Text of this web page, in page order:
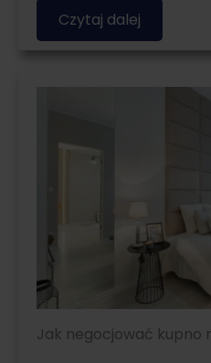
Czytaj dalej
Jak negocjować kupno